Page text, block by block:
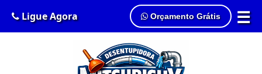
☰
Ligue Agora Orçamento Grátis